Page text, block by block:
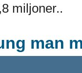
miljoner..
man